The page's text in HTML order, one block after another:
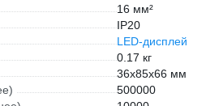
16 мм²
IP20
LED-дисплей
0.17 кг
36х85х66 мм
500000